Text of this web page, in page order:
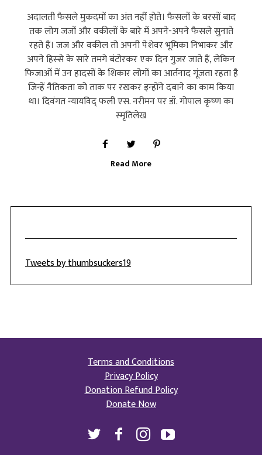
अदालती फैसले मुकदमों का अंत नहीं होते। फैसलों के बरसों बाद
तक लोग जजों और वकीलों के बारे में अपने-अपने फैसले सुनाते
रहते हैं। जज और वकील तो अपनी पेशेवर भूमिका निभाकर और
अपने हिस्‍से के सारे तमगे बंटोरकर एक दिन गुजर जाते हैं, लेकिन
फिजाओं में उन हादसों के शिकार लोगों का आर्तनाद गूंजता रहता है
जिन्‍हें नैतिकता को ताक पर रखकर इन्‍होंने दबाने का काम किया
था। दिवंगत न्‍यायविद् फली एस. नरीमन पर डॉ. गोपाल कृष्‍ण का
स्‍मृतिलेख
Read More
Tweets by thumbsuckers19
Terms and Conditions
Privacy Policy
Donation Refund Policy
Donate Now